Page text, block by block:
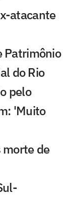
atacante
Patrimônio
do Rio
pelo
'Muito
morte de